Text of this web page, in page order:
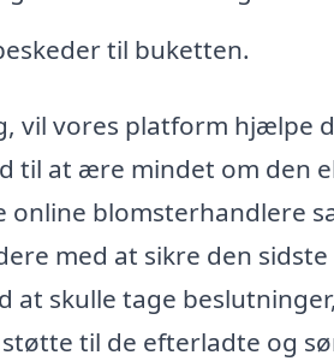
til buketten.
vil vores platform hjælpe
at ære mindet om den
blomsterhandlere
med at sikre den
skulle tage
til de efterladte og